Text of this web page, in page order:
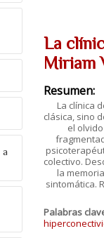
La
Miriam
Resumen:
La clínica
clásica, sino
el
colectivo.
la
sintomática.
Palabras